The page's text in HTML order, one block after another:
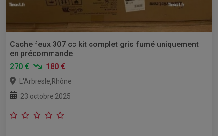
Cache feux 307 cc kit complet gris fumé uniquement
en précommande
270 €
180 €
L'Arbresle,Rhône
23 octobre 2025